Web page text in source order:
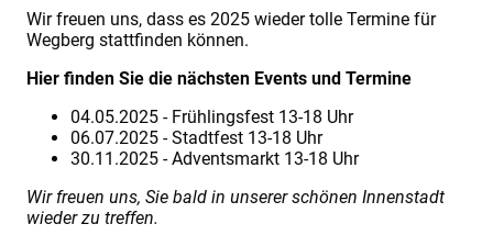
Wir freuen uns, dass es 2025 wieder tolle Termine für
Wegberg stattfinden können.
Hier finden Sie die nächsten Events und Termine
04.05.2025 - Frühlingsfest 13-18 Uhr
06.07.2025 - Stadtfest 13-18 Uhr
30.11.2025 - Adventsmarkt 13-18 Uhr
Wir freuen uns, Sie bald in unserer schönen Innenstadt
wieder zu treffen.